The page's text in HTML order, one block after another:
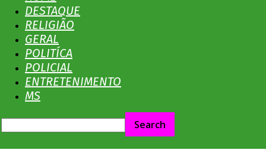
MS
DESTAQUE
RELIGIÃO
GERAL
POLITÍCA
POLICIAL
ENTRETENIMENTO
MS